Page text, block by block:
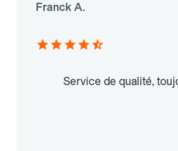
Franck A.
Service de qualité,